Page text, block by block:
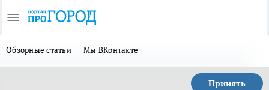
Обзорные статьи Мы ВКонтакте
Принять